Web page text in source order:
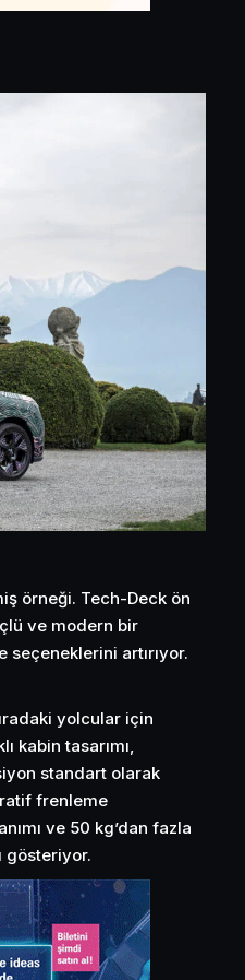
örneği. Tech-Deck ön
ve modern bir
artırıyor.
yolcular için
kabin tasarımı,
standart olarak
frenleme
ve 50 kg’dan fazla
gösteriyor.